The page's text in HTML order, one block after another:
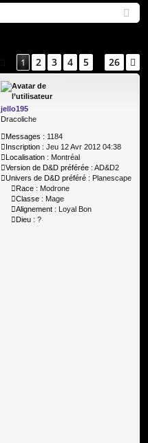
on
cri
on
Page 1sur 26
1 2 3 4 5 26
jello195
Dracoliche
Messages : 1184
Inscription : Jeu 12 Avr 2012 04:38
Localisation : Montréal
Version de D&D préférée : AD&D2
Univers de D&D préféré : Planescape
Race : Modrone
Classe : Mage
Alignement : Loyal Bon
Dieu : ?